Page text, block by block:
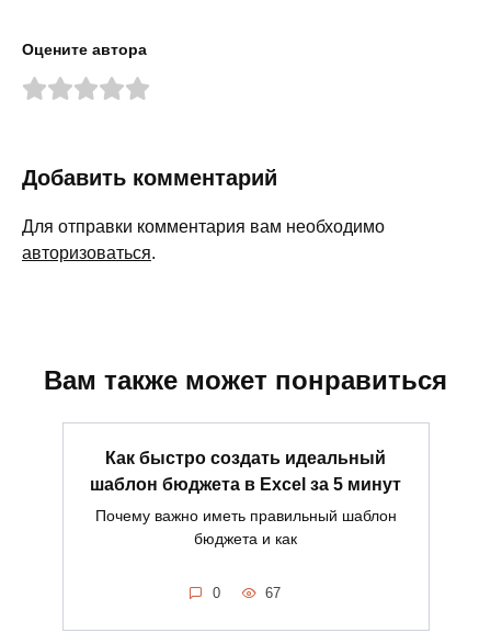
Оцените автора
Добавить комментарий
Для отправки комментария вам необходимо
авторизоваться.
Вам также может понравиться
Как быстро создать идеальный
шаблон бюджета в Excel за 5 минут
Почему важно иметь правильный шаблон
бюджета и как
0 67